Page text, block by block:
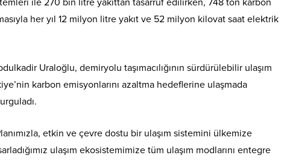
her yıl 12 milyon litre yakıt ve 52 milyon kilovat saat elektrik
Uraloğlu, demiryolu taşımacılığının sürdürülebilir ulaşım
karbon emisyonlarını azaltma hedeflerine ulaşmada
etkin ve çevre dostu bir ulaşım sistemini ülkemize
ulaşım ekosistemimize tüm ulaşım modlarını entegre